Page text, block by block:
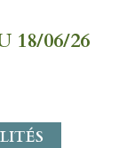
18/06/26